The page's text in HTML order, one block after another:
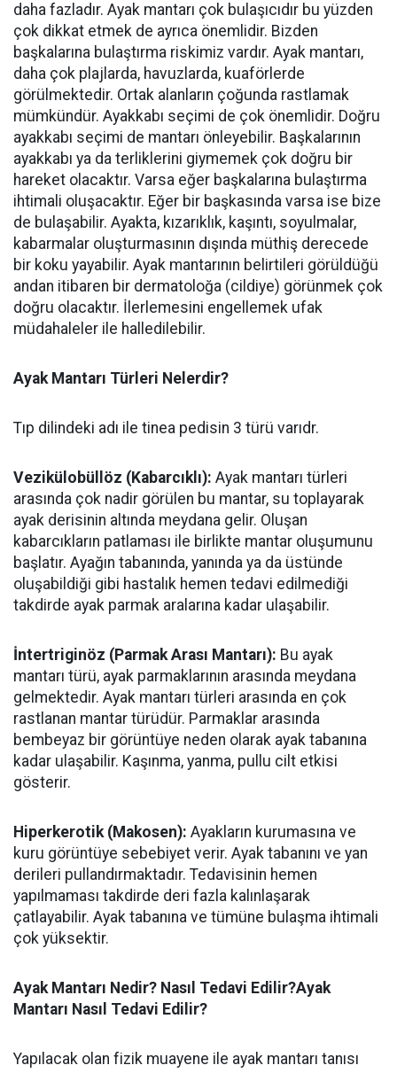
daha fazladır. Ayak mantarı çok bulaşıcıdır bu yüzden
çok dikkat etmek de ayrıca önemlidir. Bizden
başkalarına bulaştırma riskimiz vardır. Ayak mantarı,
daha çok plajlarda, havuzlarda, kuaförlerde
görülmektedir. Ortak alanların çoğunda rastlamak
mümkündür. Ayakkabı seçimi de çok önemlidir. Doğru
ayakkabı seçimi de mantarı önleyebilir. Başkalarının
ayakkabı ya da terliklerini giymemek çok doğru bir
hareket olacaktır. Varsa eğer başkalarına bulaştırma
ihtimali oluşacaktır. Eğer bir başkasında varsa ise bize
de bulaşabilir. Ayakta, kızarıklık, kaşıntı, soyulmalar,
kabarmalar oluşturmasının dışında müthiş derecede
bir koku yayabilir. Ayak mantarının belirtileri görüldüğü
andan itibaren bir dermatoloğa (cildiye) görünmek çok
doğru olacaktır. İlerlemesini engellemek ufak
müdahaleler ile halledilebilir.
Ayak Mantarı Türleri Nelerdir?
Tıp dilindeki adı ile tinea pedisin 3 türü varıdr.
Vezikülobüllöz (Kabarcıklı): Ayak mantarı türleri
arasında çok nadir görülen bu mantar, su toplayarak
ayak derisinin altında meydana gelir. Oluşan
kabarcıkların patlaması ile birlikte mantar oluşumunu
başlatır. Ayağın tabanında, yanında ya da üstünde
oluşabildiği gibi hastalık hemen tedavi edilmediği
takdirde ayak parmak aralarına kadar ulaşabilir.
İntertriginöz (Parmak Arası Mantarı): Bu ayak
mantarı türü, ayak parmaklarının arasında meydana
gelmektedir. Ayak mantarı türleri arasında en çok
rastlanan mantar türüdür. Parmaklar arasında
bembeyaz bir görüntüye neden olarak ayak tabanına
kadar ulaşabilir. Kaşınma, yanma, pullu cilt etkisi
gösterir.
Hiperkerotik (Makosen): Ayakların kurumasına ve
kuru görüntüye sebebiyet verir. Ayak tabanını ve yan
derileri pullandırmaktadır. Tedavisinin hemen
yapılmaması takdirde deri fazla kalınlaşarak
çatlayabilir. Ayak tabanına ve tümüne bulaşma ihtimali
çok yüksektir.
Ayak Mantarı Nedir? Nasıl Tedavi Edilir?Ayak
Mantarı Nasıl Tedavi Edilir?
Yapılacak olan fizik muayene ile ayak mantarı tanısı